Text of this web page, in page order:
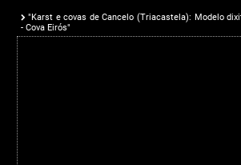
"Karst e covas de Cancelo (Triacastela): Modelo
- Cova Eirós"